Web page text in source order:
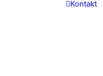
Kontakt